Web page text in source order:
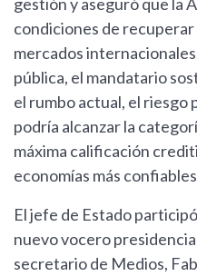
gestión y aseguró que la
condiciones de recuperar
mercados
pública, el mandatario
el rumbo actual, el riesgo
podría alcanzar la
máxima calificación
economías más
El jefe de Estado
nuevo vocero
secretario de Medios,